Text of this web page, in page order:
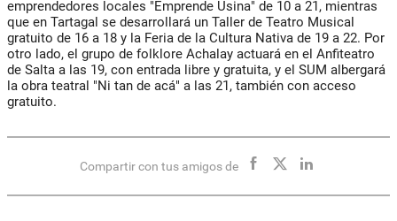
emprendedores locales "Emprende Usina" de 10 a 21, mientras
que en Tartagal se desarrollará un Taller de Teatro Musical
gratuito de 16 a 18 y la Feria de la Cultura Nativa de 19 a 22. Por
otro lado, el grupo de folklore Achalay actuará en el Anfiteatro
de Salta a las 19, con entrada libre y gratuita, y el SUM albergará
la obra teatral "Ni tan de acá" a las 21, también con acceso
gratuito.
Compartir con tus amigos de